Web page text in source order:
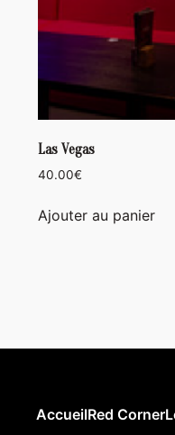
Las Vegas
40.00€
Ajouter au panier
AccueilRed Corner